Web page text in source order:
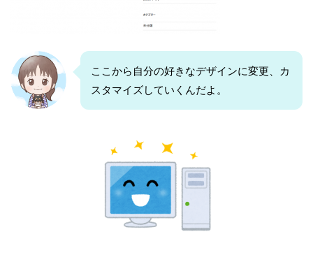
ここから自分の好きなデザインに変更、カ
スタマイズしていくんだよ。